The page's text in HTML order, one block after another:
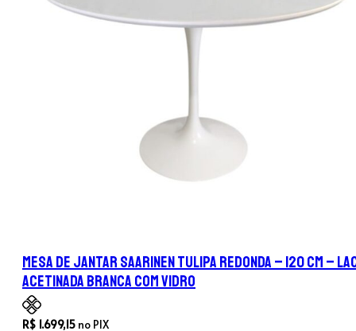
Mesa de Jantar Saarinen Tulipa Redonda – 120 cm –
Acetinada Branca com Vidro
R$ 1.699,15 no PIX